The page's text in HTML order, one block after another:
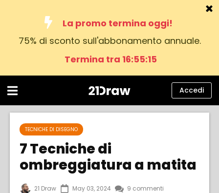
La promo termina oggi!
75% di sconto sull'abbonamento annuale.
Termina tra 16:55:14
Corsi
Aiuto
Blog
Chi siamo
Accedi
Accedi
TECNICHE DI DISEGNO
7 Tecniche di
ombreggiatura a matita
21 Draw May 03, 2024 9 commenti